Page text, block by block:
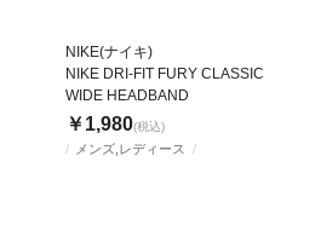
メンズ,レディース
NIKE(ナイキ)
NIKE DRI-FIT FURY CLASSIC
WIDE HEADBAND
￥1,980(税込)